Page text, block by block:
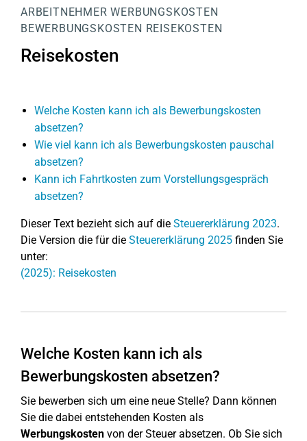
ARBEITNEHMER WERBUNGSKOSTEN
BEWERBUNGSKOSTEN REISEKOSTEN
Reisekosten
Welche Kosten kann ich als Bewerbungskosten
absetzen?
Wie viel kann ich als Bewerbungskosten pauschal
absetzen?
Kann ich Fahrtkosten zum Vorstellungsgespräch
absetzen?
Dieser Text bezieht sich auf die Steuererklärung 2023.
Die Version die für die Steuererklärung 2025 finden Sie
unter:
(2025): Reisekosten
Welche Kosten kann ich als
Bewerbungskosten absetzen?
Sie bewerben sich um eine neue Stelle? Dann können
Sie die dabei entstehenden Kosten als
Werbungskosten von der Steuer absetzen. Ob Sie sich